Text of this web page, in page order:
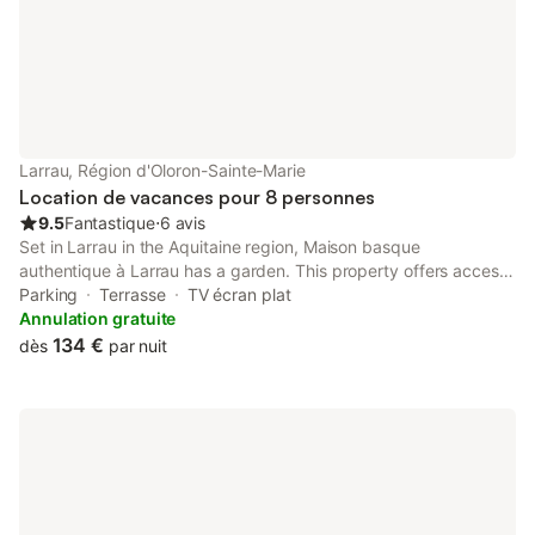
Larrau, Région d'Oloron-Sainte-Marie
Location de vacances pour 8 personnes
9.5Fantastique⋅6 avis
Set in Larrau in the Aquitaine region, Maison basque
authentique à Larrau has a garden. This property offers access
to a terrace and free private parking. The property is non-
smoking and is situated 2.8 km from Holzarte Footbridge.
Parking Terrasse
TV écran plat
Annulation gratuite
dès 134 € par nuit